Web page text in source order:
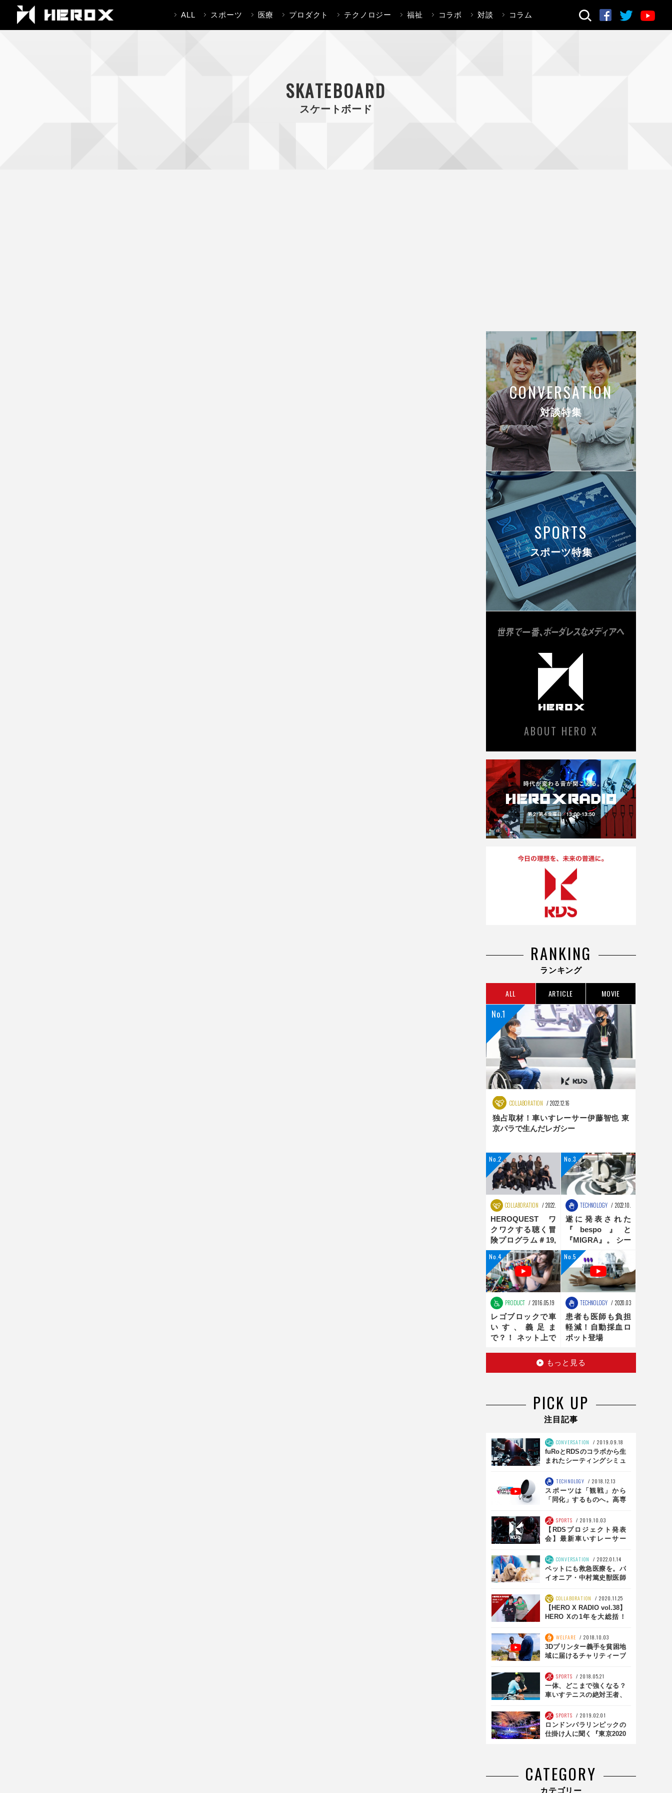
ALL スポーツ 医療 プロダクト テクノロジー 福祉 コラボ 対談 コラム 検索
SKATEBOARD
スケートボード
CONVERSATION
対談特集
SPORTS
スポーツ特集
ABOUT HERO X
RANKING
ランキング
ALL ARTICLE MOVIE
COLLABORATION 2022.12.16
独占取材！車いすレーサー伊藤智也 東
京パラで生んだレガシー
COLLABORATION 2022.08.25
HEROQUEST ワ
クワクする聴く冒
険プログラム＃19,
＃20 ダンス編
TECHNOLOGY 2022.10.31
遂に発表された
『bespo』と
『MIGRA』。 シー
ティングポジショ
ンの最適化は、新
時代へ
PRODUCT 2016.05.19
レゴブロックで車
いす、義足ま
で？！ ネット上で
TECHNOLOGY 2020.03.16
患者も医師も負担
軽減！自動採血ロ
ボット登場
もっと見る
PICK UP
注目記事
CONVERSATION
2019.09.18
fuRoとRDSのコラボから生
まれたシーティングシミュ
編 TECHNOLOGY
2018.12.13
スポーツは「観戦」から
「同化」するものへ。高専
アスリート』の可能性 前
編
SPORTS
2019.10.03
【RDSプロジェクト発表
会】最新車いすレーサー
ター『SS01』の完全版レポ
ート！
CONVERSATION
2022.01.14
ペットにも救急医療を。パ
イオニア・中村篤史獣医師
COLLABORATION
2020.11.25
【HERO X RADIO vol.38】
HERO Xの1年を大総括！
会議」WELFARE
2018.10.03
3Dプリンター義手を貧困地
域に届けるチャリティープ
SPORTS
2018.05.21
一体、どこまで強くなる？
車いすテニスの絶対王者、
望”【HEROS】
SPORTS
2019.02.01
ロンドンパラリンピックの
仕掛け人に聞く『東京2020
CATEGORY
カテゴリー